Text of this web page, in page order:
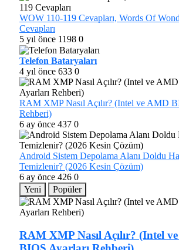
WOW 110-119 Cevapları, Words Of
Cevapları
5 yıl önce 1198 0
Telefon Bataryaları
4 yıl önce 633 0
RAM XMP Nasıl Açılır? (Intel ve AMD
Rehberi)
6 ay önce 437 0
Android Sistem Depolama Alanı Doldu
Temizlenir? (2026 Kesin Çözüm)
6 ay önce 426 0
Yeni
Popüler
RAM XMP Nasıl Açılır? (Intel